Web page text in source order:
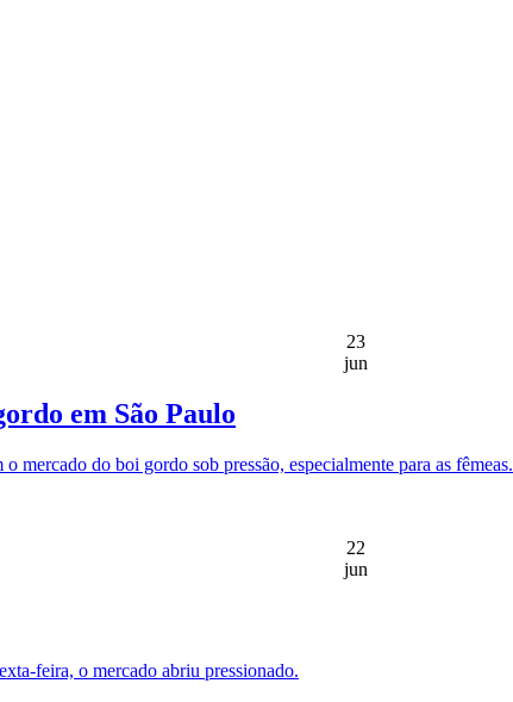
23
jun
em São Paulo
mercado do boi gordo sob pressão, especialmente para as fêmeas.
22
jun
feira, o mercado abriu pressionado.